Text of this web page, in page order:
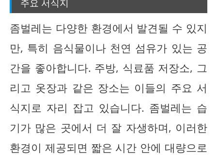
주요 서식지
좀벌레는 다양한 환경에서 발견될 수 있지
만, 특히 음식물이나 천연 섬유가 있는 공
간을 좋아합니다. 주방, 식료품 저장소, 그
리고 옷장과 같은 장소는 이들의 주요 서
식지로 자리 잡고 있습니다. 좀벌레는 습
기가 많은 곳에서 더 잘 자생하며, 이러한
환경이 제공되면 짧은 시간 안에 대량으로